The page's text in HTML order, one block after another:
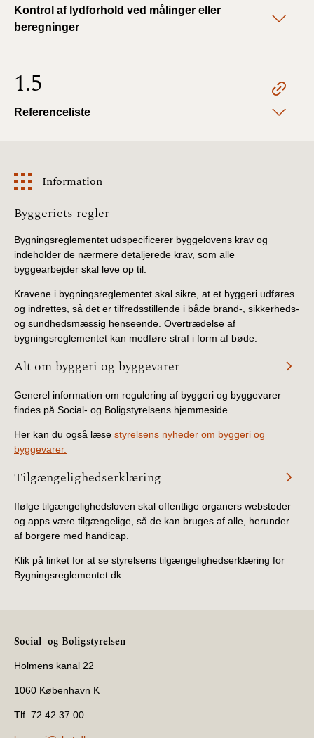
Kontrol af lydforhold ved målinger eller
beregninger
1.5
Referenceliste
Information
Information
Byggeriets regler
Bygningsreglementet udspecificerer byggelovens krav og
indeholder de nærmere detaljerede krav, som alle
byggearbejder skal leve op til.
Kravene i bygningsreglementet skal sikre, at et byggeri udføres
og indrettes, så det er tilfredsstillende i både brand-, sikkerheds-
og sundhedsmæssig henseende. Overtrædelse af
bygningsreglementet kan medføre straf i form af bøde.
Alt om byggeri og byggevarer
Generel information om regulering af byggeri og byggevarer
findes på Social- og Boligstyrelsens hjemmeside.
Her kan du også læse styrelsens nyheder om byggeri og
byggevarer.
Tilgængelighedserklæring
Ifølge tilgængelighedsloven skal offentlige organers websteder
og apps være tilgængelige, så de kan bruges af alle, herunder
af borgere med handicap.
Klik på linket for at se styrelsens tilgængelighedserklæring for
Bygningsreglementet.dk
Social- og Boligstyrelsen
Holmens kanal 22
1060 København K
Tlf. 72 42 37 00